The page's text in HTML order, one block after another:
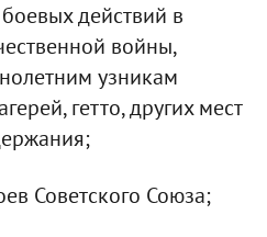
действий в
войны,
узникам
гетто, других мест
Советского Союза;